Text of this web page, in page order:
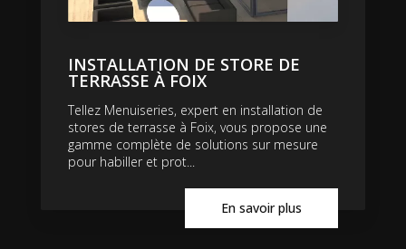
INSTALLATION DE STORE DE
TERRASSE À FOIX
Tellez Menuiseries, expert en installation de
stores de terrasse à Foix, vous propose une
gamme complète de solutions sur mesure
pour habiller et prot...
En savoir plus